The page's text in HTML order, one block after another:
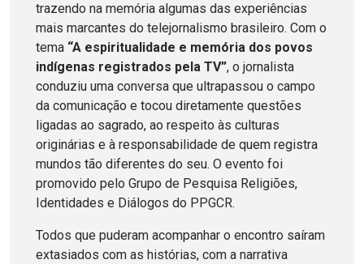
trazendo na memória algumas das experiências
mais marcantes do telejornalismo brasileiro. Com o
tema “A espiritualidade e memória dos povos
indígenas registrados pela TV”, o jornalista
conduziu uma conversa que ultrapassou o campo
da comunicação e tocou diretamente questões
ligadas ao sagrado, ao respeito às culturas
originárias e à responsabilidade de quem registra
mundos tão diferentes do seu. O evento foi
promovido pelo Grupo de Pesquisa Religiões,
Identidades e Diálogos do PPGCR.
Todos que puderam acompanhar o encontro saíram
extasiados com as histórias, com a narrativa